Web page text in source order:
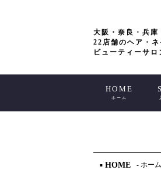
大阪・奈良・兵庫
22店舗のヘア・
ビューティーサ
HOME
ホーム
■ HOME - ホー